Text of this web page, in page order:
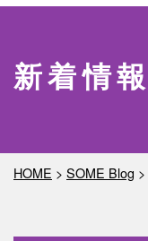
新着情報
HOME > SOME Blog >